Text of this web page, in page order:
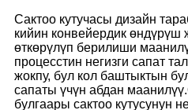
Сактоо кутучасы дизайн
кийин конвейердик
өткөрүлүп берилиши
процесстин негизги сапат
жокпу, бул кол баштыктын
сапаты үчүн абдан
булгаары сактоо кутусунун